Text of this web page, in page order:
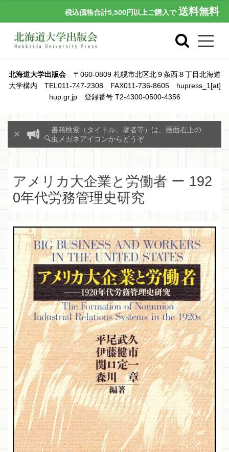
税込価格合計5,500円以上ご購入で 送料無料
北海道大学出版会〒060-0809 札幌市北区北９条西８丁目北海道
大学構内 TEL011-747-2308 FAX011-736-8605 hupress_1[at]
hup.gr.jp 登録番号 T2-4300-0500-4356
書籍検索（タイトル、著者等）は、画面右上の
🔍虫メガネアイコンからどうぞ
アメリカ大企業と労働者 ー 192
0年代労務管理史研究